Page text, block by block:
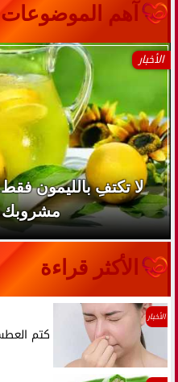
آهم الموضوعات
الأخبار
لا تكتفِ بالليمون
مشروبك
الأكثر قراءة
الأخبار
كتم